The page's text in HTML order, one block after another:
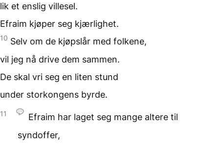
lik et enslig villesel.
Efraim kjøper seg kjærlighet.
10 Selv om de kjøpslår med folkene,
vil jeg nå drive dem sammen.
De skal vri seg en liten stund
under storkongens byrde.
11 Efraim har laget seg mange altere til
syndoffer,